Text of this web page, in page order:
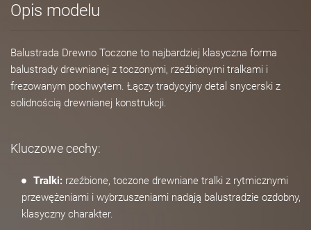
Opis modelu
Balustrada Drewno Toczone to najbardziej klasyczna forma
balustrady drewnianej z toczonymi, rzeźbionymi tralkami i
frezowanym pochwytem. Łączy tradycyjny detal snycerski z
solidnością drewnianej konstrukcji.
Kluczowe cechy:
Tralki: rzeźbione, toczone drewniane tralki z rytmicznymi
przewężeniami i wybrzuszeniami nadają balustradzie ozdobny,
klasyczny charakter.